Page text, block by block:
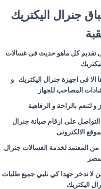
جنرال اليكتريك
تقديم كل ماهو حديث فى غسالات
فى اجهزة جنرال اليكتريك و
المصاحب للجهاز
بالراحة و الرفاهية
على ارقام صيانة جنرال
الالكترونى
المعتمد لخدمة الغسالات جنرال
لا ندخر جهدا كي نلبي جميع طلبات
اليكتريك